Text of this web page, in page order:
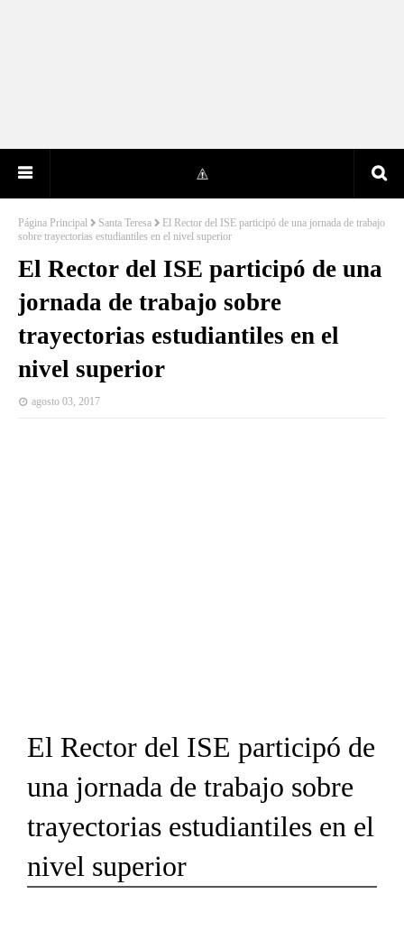
Página Principal Santa Teresa
El Rector del ISE participó de una jornada de trabajo
sobre trayectorias estudiantiles en el nivel superior
El Rector del ISE participó de una
jornada de trabajo sobre
trayectorias estudiantiles en el
nivel superior
agosto 03, 2017
El Rector del ISE participó de
una jornada de trabajo sobre
trayectorias estudiantiles en el
nivel superior